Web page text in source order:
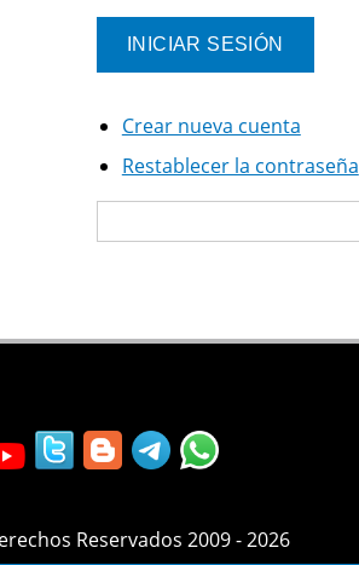
Crear nueva cuenta
Restablecer la contraseña
Reservados 2009 - 2026